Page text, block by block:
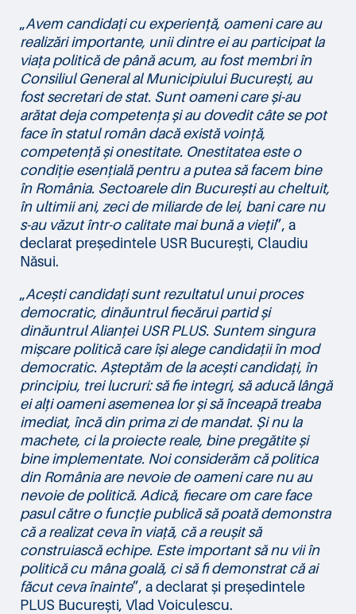
„Avem candidați cu experiență, oameni care au
realizări importante, unii dintre ei au participat la
viața politică de până acum, au fost membri în
Consiliul General al Municipiului București, au
fost secretari de stat. Sunt oameni care și-au
arătat deja competența și au dovedit câte se pot
face în statul român dacă există voință,
competență și onestitate. Onestitatea este o
condiție esențială pentru a putea să facem bine
în România. Sectoarele din București au cheltuit,
în ultimii ani, zeci de miliarde de lei, bani care nu
s-au văzut într-o calitate mai bună a vieții”, a
declarat președintele USR București, Claudiu
Năsui.
„Acești candidați sunt rezultatul unui proces
democratic, dinăuntrul fiecărui partid și
dinăuntrul Alianței USR PLUS. Suntem singura
mișcare politică care își alege candidații în mod
democratic. Așteptăm de la acești candidați, în
principiu, trei lucruri: să fie integri, să aducă lângă
ei alți oameni asemenea lor și să înceapă treaba
imediat, încă din prima zi de mandat. Și nu la
machete, ci la proiecte reale, bine pregătite și
bine implementate. Noi considerăm că politica
din România are nevoie de oameni care nu au
nevoie de politică. Adică, fiecare om care face
pasul către o funcție publică să poată demonstra
că a realizat ceva în viață, că a reușit să
construiască echipe. Este important să nu vii în
politică cu mâna goală, ci să fi demonstrat că ai
făcut ceva înainte”, a declarat și președintele
PLUS București, Vlad Voiculescu.